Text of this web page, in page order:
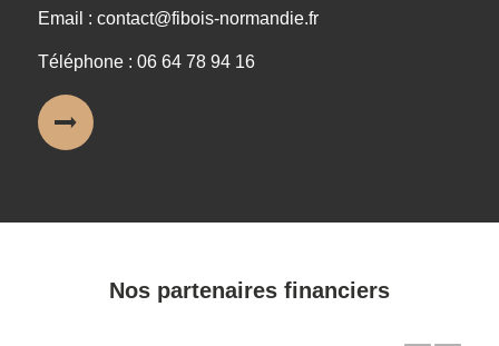
Email : contact@fibois-normandie.fr
Téléphone : 06 64 78 94 16
Nos partenaires financiers